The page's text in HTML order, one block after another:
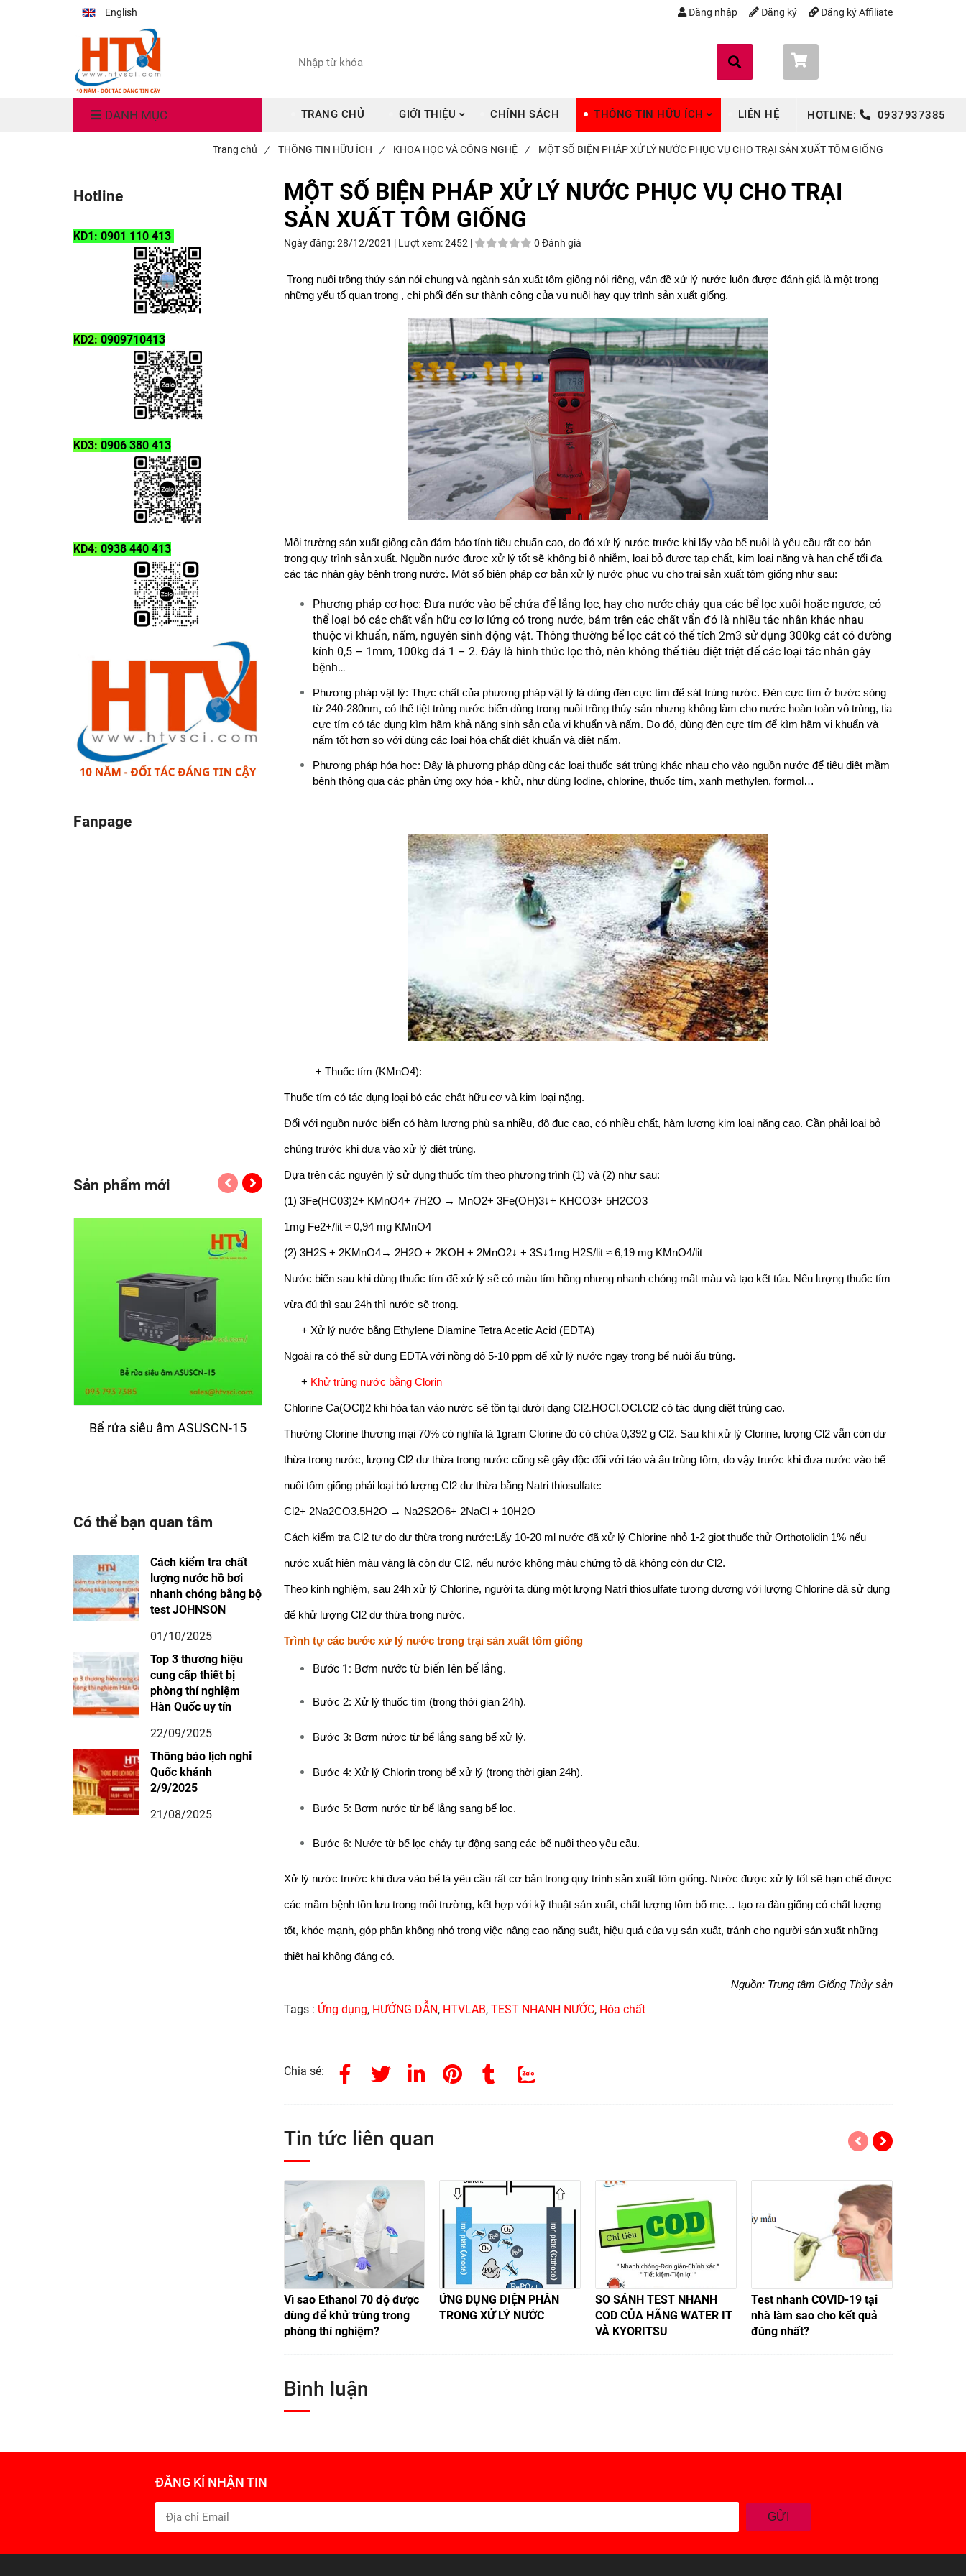
English Đăng nhập Đăng ký Đăng ký Affiliate
DANH MỤC TRANG CHỦ GIỚI THIỆU CHÍNH SÁCH THÔNG TIN HỮU ÍCH LIÊN HỆ HOTLINE: 0937937385
Trang chủ / THÔNG TIN HỮU ÍCH / KHOA HỌC VÀ CÔNG NGHỆ / MỘT SỐ BIỆN PHÁP XỬ LÝ NƯỚC PHỤC VỤ CHO TRẠI SẢN XUẤT TÔM GIỐNG
MỘT SỐ BIỆN PHÁP XỬ LÝ NƯỚC PHỤC VỤ CHO TRẠI
SẢN XUẤT TÔM GIỐNG
Ngày đăng:28/12/2021 | Lượt xem:2452 | 0 Đánh giá
Trong nuôi trồng thủy sản nói chung và ngành sản xuất tôm giống nói riêng, vấn đề xử lý nước luôn được đánh giá là một trong
những yếu tố quan trọng , chi phối đến sự thành công của vụ nuôi hay quy trình sản xuất giống.
Môi trường sản xuất giống cần đảm bảo tính tiêu chuẩn cao, do đó xử lý nước trước khi lấy vào bể nuôi là yêu cầu rất cơ bản
trong quy trình sản xuất. Nguồn nước được xử lý tốt sẽ không bị ô nhiễm, loại bỏ được tạp chất, kim loại nặng và hạn chế tối đa
các tác nhân gây bệnh trong nước. Một số biện pháp cơ bản xử lý nước phục vụ cho trại sản xuất tôm giống như sau:
Phương pháp cơ học: Đưa nước vào bể chứa để lắng lọc, hay cho nước chảy qua các bể lọc xuôi hoặc ngược, có
thể loại bỏ các chất vẩn hữu cơ lơ lửng có trong nước, bám trên các chất vẩn đó là nhiều tác nhân khác nhau
thuộc vi khuẩn, nấm, nguyên sinh động vật. Thông thường bể lọc cát có thể tích 2m3 sử dụng 300kg cát có đường
kính 0,5 – 1mm, 100kg đá 1 – 2. Đây là hình thức lọc thô, nên không thể tiêu diệt triệt để các loại tác nhân gây
bệnh…
Phương pháp vật lý: Thực chất của phương pháp vật lý là dùng đèn cực tím để sát trùng nước. Đèn cực tím ở bước sóng
từ 240-280nm, có thể tiệt trùng nước biển dùng trong nuôi trồng thủy sản nhưng không làm cho nước hoàn toàn vô trùng, tia
cực tím có tác dụng kìm hãm khả năng sinh sản của vi khuẩn và nấm. Do đó, dùng đèn cực tím để kìm hãm vi khuẩn và
nấm tốt hơn so với dùng các loại hóa chất diệt khuẩn và diệt nấm.
Phương pháp hóa học: Đây là phương pháp dùng các loại thuốc sát trùng khác nhau cho vào nguồn nước để tiêu diệt mầm
bệnh thông qua các phản ứng oxy hóa - khử, như dùng Iodine, chlorine, thuốc tím, xanh methylen, formol…
+ Thuốc tím (KMnO4):
Thuốc tím có tác dụng loại bỏ các chất hữu cơ và kim loại nặng.
Đối với nguồn nước biển có hàm lượng phù sa nhiều, độ đục cao, có nhiều chất, hàm lượng kim loại nặng cao. Cần phải loại bỏ
chúng trước khi đưa vào xử lý diệt trùng.
Dựa trên các nguyên lý sử dụng thuốc tím theo phương trình (1) và (2) như sau:
(1) 3Fe(HC03)2+ KMnO4+ 7H2O → MnO2+ 3Fe(OH)3↓+ KHCO3+ 5H2CO3
1mg Fe2+/lit ≈ 0,94 mg KMnO4
(2) 3H2S + 2KMnO4→ 2H2O + 2KOH + 2MnO2↓ + 3S↓1mg H2S/lit ≈ 6,19 mg KMnO4/lit
Nước biển sau khi dùng thuốc tím để xử lý sẽ có màu tím hồng nhưng nhanh chóng mất màu và tạo kết tủa. Nếu lượng thuốc tím
vừa đủ thì sau 24h thì nước sẽ trong.
+ Xử lý nước bằng Ethylene Diamine Tetra Acetic Acid (EDTA)
Ngoài ra có thể sử dụng EDTA với nồng độ 5-10 ppm để xử lý nước ngay trong bể nuôi ấu trùng.
+ Khử trùng nước bằng Clorin
Chlorine Ca(OCl)2 khi hòa tan vào nước sẽ tồn tại dưới dạng Cl2.HOCl.OCl.Cl2 có tác dụng diệt trùng cao.
Thường Clorine thương mại 70% có nghĩa là 1gram Clorine đó có chứa 0,392 g Cl2. Sau khi xử lý Clorine, lượng Cl2 vẫn còn dư
thừa trong nước, lượng Cl2 dư thừa trong nước cũng sẽ gây độc đối với tảo và ấu trùng tôm, do vậy trước khi đưa nước vào bể
nuôi tôm giống phải loại bỏ lượng Cl2 dư thừa bằng Natri thiosulfate:
Cl2+ 2Na2CO3.5H2O → Na2S2O6+ 2NaCl + 10H2O
Cách kiểm tra Cl2 tự do dư thừa trong nước:Lấy 10-20 ml nước đã xử lý Chlorine nhỏ 1-2 giọt thuốc thử Orthotolidin 1% nếu
nước xuất hiện màu vàng là còn dư Cl2, nếu nước không màu chứng tỏ đã không còn dư Cl2.
Theo kinh nghiệm, sau 24h xử lý Chlorine, người ta dùng một lượng Natri thiosulfate tương đương với lượng Chlorine đã sử dụng
để khử lượng Cl2 dư thừa trong nước.
Trình tự các bước xử lý nước trong trại sản xuất tôm giống
Bước 1: Bơm nước từ biển lên bể lắng.
Bước 2: Xử lý thuốc tím (trong thời gian 24h).
Bước 3: Bơm nứơc từ bể lắng sang bể xử lý.
Bước 4: Xử lý Chlorin trong bể xử lý (trong thời gian 24h).
Bước 5: Bơm nước từ bể lắng sang bể lọc.
Bước 6: Nước từ bể lọc chảy tự động sang các bể nuôi theo yêu cầu.
Xử lý nước trước khi đưa vào bể là yêu cầu rất cơ bản trong quy trình sản xuất tôm giống. Nước được xử lý tốt sẽ hạn chế được
các mầm bệnh tồn lưu trong môi trường, kết hợp với kỹ thuật sản xuất, chất lượng tôm bố mẹ… tạo ra đàn giống có chất lượng
tốt, khỏe mạnh, góp phần không nhỏ trong việc nâng cao năng suất, hiệu quả của vụ sản xuất, tránh cho người sản xuất những
thiệt hại không đáng có.
Nguồn: Trung tâm Giống Thủy sản
Tags : Ứng dụng, HƯỚNG DẪN, HTVLAB, TEST NHANH NƯỚC, Hóa chất
Chia sẻ:
Tin tức liên quan
Vì sao Ethanol 70 độ được
dùng để khử trùng trong
phòng thí nghiệm?
ỨNG DỤNG ĐIỆN PHÂN
TRONG XỬ LÝ NƯỚC
SO SÁNH TEST NHANH
COD CỦA HÃNG WATER IT
VÀ KYORITSU
Test nhanh COVID-19 tại
nhà làm sao cho kết quả
đúng nhất?
Bình luận
Hotline
KD1: 0901 110 413
KD2: 0909710413
KD3: 0906 380 413
KD4: 0938 440 413
Fanpage
Sản phẩm mới
Bể rửa siêu âm ASUSCN-15 Bể rửa siêu âm ASUSCN-22 Bể rửa siêu âm ASUSCN-30 Bể rửa siêu âm ASUSCN-06
Có thể bạn quan tâm
Cách kiểm tra chất
lượng nước hồ bơi
nhanh chóng bằng bộ
test JOHNSON
01/10/2025
Top 3 thương hiệu
cung cấp thiết bị
phòng thí nghiệm
Hàn Quốc uy tín
22/09/2025
Thông báo lịch nghỉ
Quốc khánh
2/9/2025
21/08/2025
ĐĂNG KÍ NHẬN TIN
GỬI